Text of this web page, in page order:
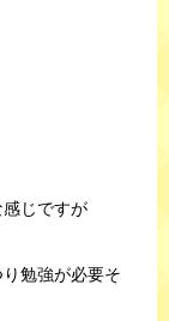
じですが
勉強が必要そ